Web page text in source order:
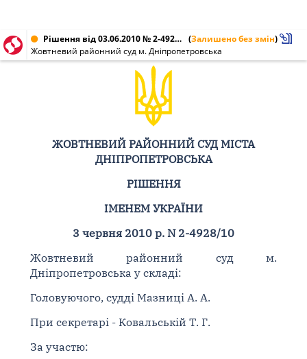
Рішення від 03.06.2010 № 2-4928/10 (Залишено без змін)
Жовтневий районний суд м. Дніпропетровська
ЖОВТНЕВИЙ РАЙОННИЙ СУД МІСТА
ДНІПРОПЕТРОВСЬКА
РІШЕННЯ
ІМЕНЕМ УКРАЇНИ
3 червня 2010 р. N 2-4928/10
Жовтневий районний суд м.
Дніпропетровська у складі:
Головуючого, судді Мазниці А. А.
При секретарі - Ковальській Т. Г.
За участю: